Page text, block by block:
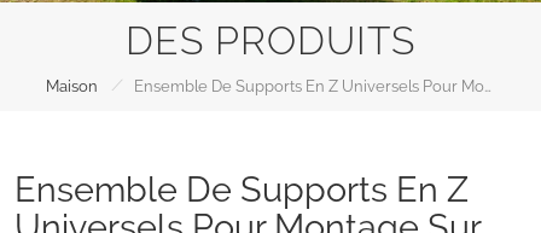
DES PRODUITS
Maison /
Ensemble De Supports En Z